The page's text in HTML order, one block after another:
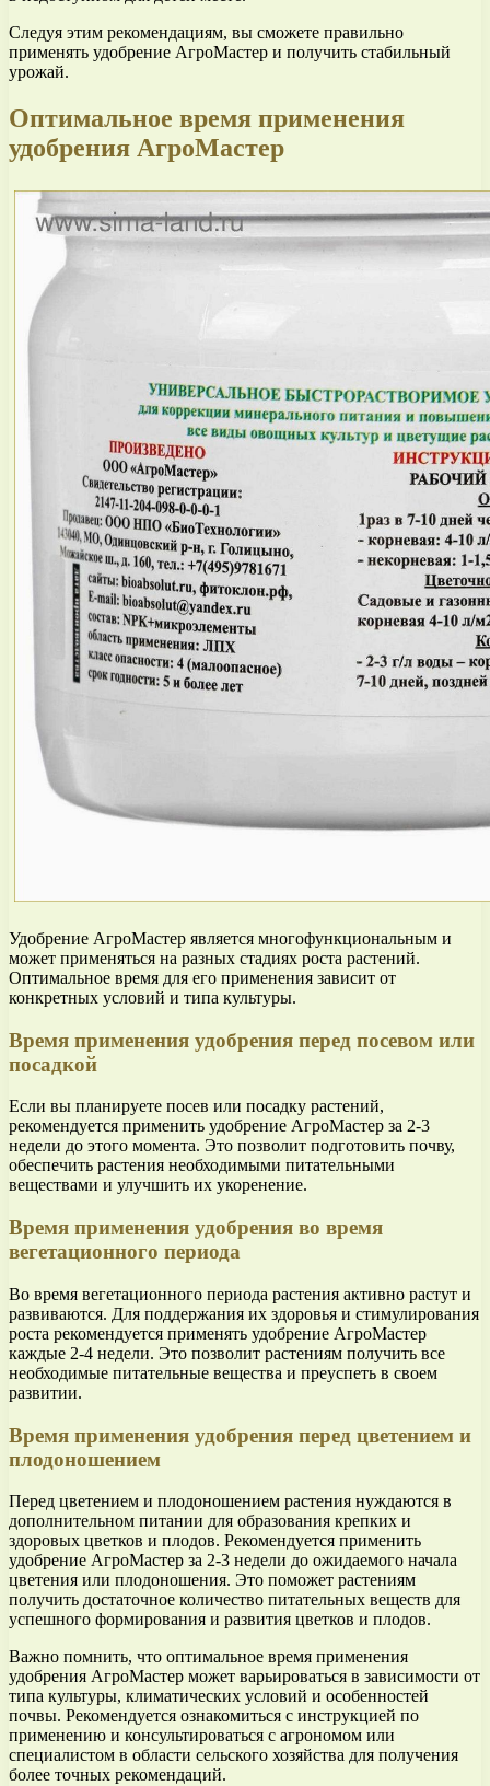
Следуя этим рекомендациям, вы сможете правильно
применять удобрение АгроМастер и получить стабильный
урожай.
Оптимальное время применения
удобрения АгроМастер
Удобрение АгроМастер является многофункциональным и
может применяться на разных стадиях роста растений.
Оптимальное время для его применения зависит от
конкретных условий и типа культуры.
Время применения удобрения перед посевом или
посадкой
Если вы планируете посев или посадку растений,
рекомендуется применить удобрение АгроМастер за 2-3
недели до этого момента. Это позволит подготовить почву,
обеспечить растения необходимыми питательными
веществами и улучшить их укоренение.
Время применения удобрения во время
вегетационного периода
Во время вегетационного периода растения активно растут и
развиваются. Для поддержания их здоровья и стимулирования
роста рекомендуется применять удобрение АгроМастер
каждые 2-4 недели. Это позволит растениям получить все
необходимые питательные вещества и преуспеть в своем
развитии.
Время применения удобрения перед цветением и
плодоношением
Перед цветением и плодоношением растения нуждаются в
дополнительном питании для образования крепких и
здоровых цветков и плодов. Рекомендуется применить
удобрение АгроМастер за 2-3 недели до ожидаемого начала
цветения или плодоношения. Это поможет растениям
получить достаточное количество питательных веществ для
успешного формирования и развития цветков и плодов.
Важно помнить, что оптимальное время применения
удобрения АгроМастер может варьироваться в зависимости от
типа культуры, климатических условий и особенностей
почвы. Рекомендуется ознакомиться с инструкцией по
применению и консультироваться с агрономом или
специалистом в области сельского хозяйства для получения
более точных рекомендаций.